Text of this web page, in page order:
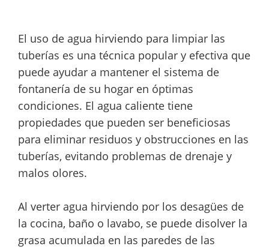
El uso de agua hirviendo para limpiar las
tuberías es una técnica popular y efectiva que
puede ayudar a mantener el sistema de
fontanería de su hogar en óptimas
condiciones. El agua caliente tiene
propiedades que pueden ser beneficiosas
para eliminar residuos y obstrucciones en las
tuberías, evitando problemas de drenaje y
malos olores.
Al verter agua hirviendo por los desagües de
la cocina, baño o lavabo, se puede disolver la
grasa acumulada en las paredes de las